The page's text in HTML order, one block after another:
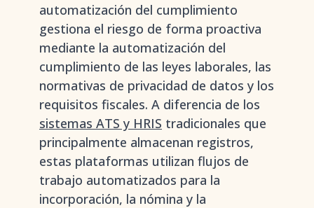
automatización del cumplimiento
gestiona el riesgo de forma proactiva
mediante la automatización del
cumplimiento de las leyes laborales, las
normativas de privacidad de datos y los
requisitos fiscales. A diferencia de los
sistemas ATS y HRIS tradicionales que
principalmente almacenan registros,
estas plataformas utilizan flujos de
trabajo automatizados para la
incorporación, la nómina y la